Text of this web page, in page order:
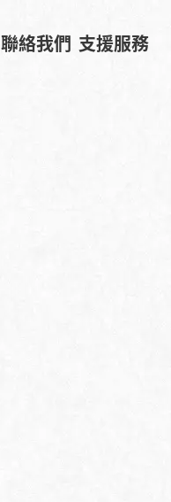
聯絡我們 支援服務